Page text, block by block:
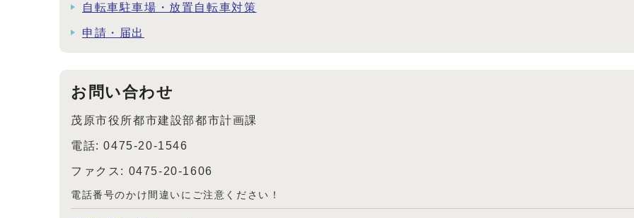
自転車駐車場・放置自転車対策
申請・届出
お問い合わせ
茂原市役所都市建設部都市計画課
電話: 0475-20-1546
ファクス: 0475-20-1606
電話番号のかけ間違いにご注意ください！